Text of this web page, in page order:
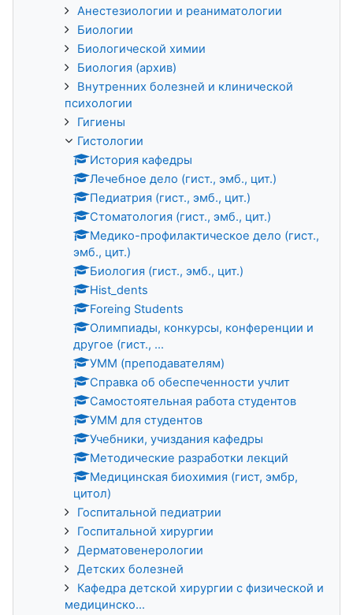
Анестезиологии и реаниматологии
Биологии
Биологической химии
Биология (архив)
Внутренних болезней и клинической
психологии
Гигиены
Гистологии
История кафедры
Лечебное дело (гист., эмб., цит.)
Педиатрия (гист., эмб., цит.)
Стоматология (гист., эмб., цит.)
Медико-профилактическое дело (гист.,
эмб., цит.)
Биология (гист., эмб., цит.)
Hist_dents
Foreing Students
Олимпиады, конкурсы, конференции и
другое (гист., ...
УММ (преподавателям)
Справка об обеспеченности учлит
Самостоятельная работа студентов
УММ для студентов
Учебники, учиздания кафедры
Методические разработки лекций
Медицинская биохимия (гист, эмбр,
цитол)
Госпитальной педиатрии
Госпитальной хирургии
Дерматовенерологии
Детских болезней
Кафедра детской хирургии с физической и
медицинско...